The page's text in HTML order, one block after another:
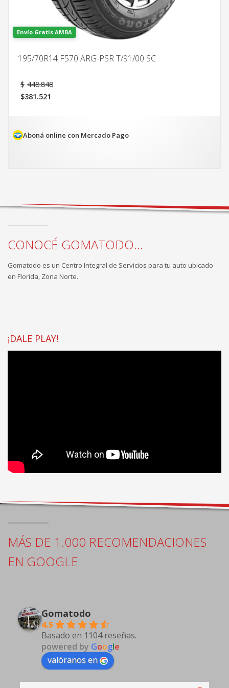
Envío Gratis AMBA
195/70R14 F570 ARG-PSR T/91/00 SC
$ 448.848
$381.521
es:
$381.521.
Aboná online con Mercado Pago
CONOCÉ GOMATODO...
Gomatodo es un Centro Integral de Servicios para tu auto ubicado
en Florida, Zona Norte.
¡DALE PLAY!
MÁS DE 1.000 RECOMENDACIONES
EN GOOGLE
Gomatodo
4.5
Basado en 1104 reseñas.
powered by Google
valóranos en